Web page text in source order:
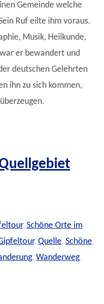
Gemeinde welche
Ruf eilte ihm voraus.
Musik, Heilkunde,
er bewandert und
deutschen Gelehrten
ihn zu sich kommen,
, Schöne Orte im
, Quelle, Schöne
, Wanderweg,